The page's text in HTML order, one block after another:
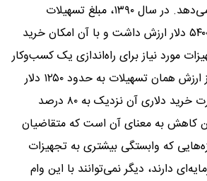
خرید این وام‌ها ارائه می‌دهد. در سال ۱۳۹۰، مبلغ تسهیلات
اشتغال معادل حدود ۵۴۰۰ دلار ارزش داشت و با آن امکان خرید
مورد نیاز برای راه‌اندازی یک کسب‌وکار
وجود داشت. اما امروز ارزش همان تسهیلات به حدود ۱۲۵۰ دلار
رسیده است؛ یعنی قدرت خرید دلاری آن نزدیک به ۸۰ درصد
کاهش به معنای آن است که متقاضیان
که وابستگی بیشتری به تجهیزات
دارند، دیگر نمی‌توانند با این وام